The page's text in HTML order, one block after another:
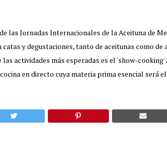
las Jornadas Internacionales de la Aceituna de
y degustaciones, tanto de aceitunas como de
actividades más esperadas es el 'show-
en directo cuya materia prima esencial será